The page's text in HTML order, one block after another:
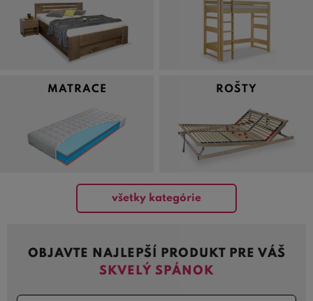
MATRACE ROŠTY
všetky kategórie
OBJAVTE NAJLEPŠÍ PRODUKT PRE VÁŠ
SKVELÝ SPÁNOK